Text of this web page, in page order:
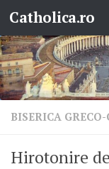
Skip to content
Catholica.ro
BISERICA
Hirotonire